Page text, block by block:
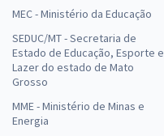
MEC - Ministério da Educação
SEDUC/MT - Secretaria de
Estado de Educação, Esporte e
Lazer do estado de Mato
Grosso
MME - Ministério de Minas e
Energia